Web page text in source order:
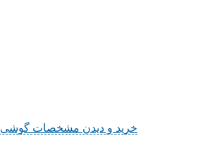
خرید و دیدن مشخصات گوشی Galaxy A56